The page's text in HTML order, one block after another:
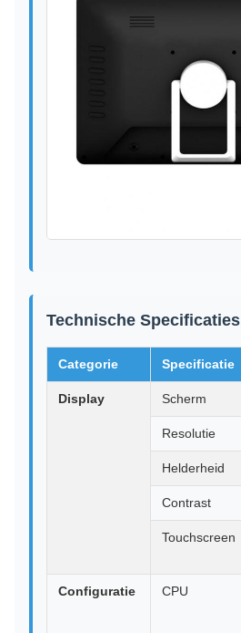
Technische Specificaties
Categorie Specificatie
Display Scherm
Resolutie
Helderheid
Contrast
Touchscreen
Configuratie CPU